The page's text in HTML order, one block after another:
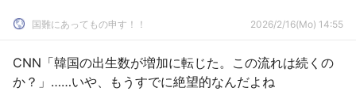
国難にあってもの申す！！ 2026/2/16(Mo) 14:55
CNN「韓国の出生数が増加に転じた。この流れは続くの
か？」……いや、もうすでに絶望的なんだよね